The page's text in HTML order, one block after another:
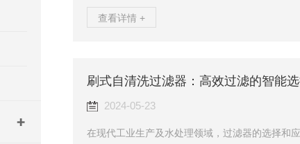
品过滤机该怎么选择。2、传统的陈旧过滤设备已
可有效的解决客户的难点、痛点。3、在传统设备
准确推出的中空纤维错流膜过滤机设备在米酒、果
查看详情 +
刷式自清洗过滤器：高效过滤的智能
2024-05-23
在现代工业生产及水处理领域，过滤器的选择和